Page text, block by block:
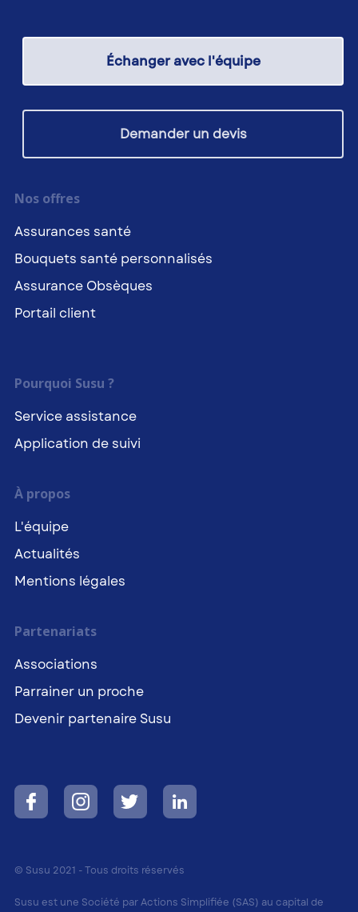
Échanger avec l'équipe
Demander un devis
Nos offres
Assurances santé
Bouquets santé personnalisés
Assurance Obsèques
Portail client
Pourquoi Susu ?
Service assistance
Application de suivi
À propos
L'équipe
Actualités
Mentions légales
Partenariats
Associations
Parrainer un proche
Devenir partenaire Susu
© Susu 2021 - Tous droits réservés
Susu est une Société par Actions Simplifiée (SAS) au capital de